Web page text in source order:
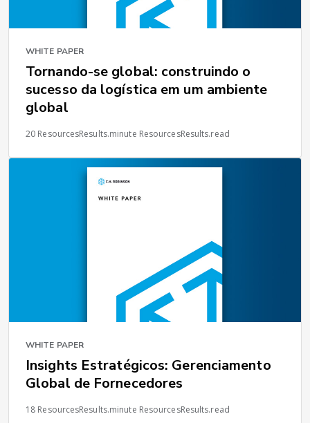
WHITE PAPER
Tornando-se global: construindo o
sucesso da logística em um ambiente
global
20 ResourcesResults.minute ResourcesResults.read
WHITE PAPER
Insights Estratégicos: Gerenciamento
Global de Fornecedores
18 ResourcesResults.minute ResourcesResults.read